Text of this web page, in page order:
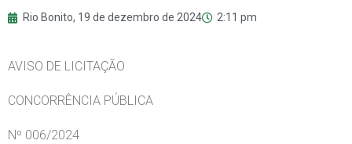
Rio Bonito, 19 de dezembro de 2024 2:11 pm
AVISO DE LICITAÇÃO
CONCORRÊNCIA PÚBLICA
Nº 006/2024